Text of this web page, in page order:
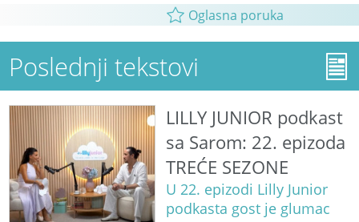
Oglasna poruka
Poslednji tekstovi
LILLY JUNIOR podkast
sa Sarom: 22. epizoda
TREĆE SEZONE
U 22. epizodi Lilly Junior
podkasta gost je glumac